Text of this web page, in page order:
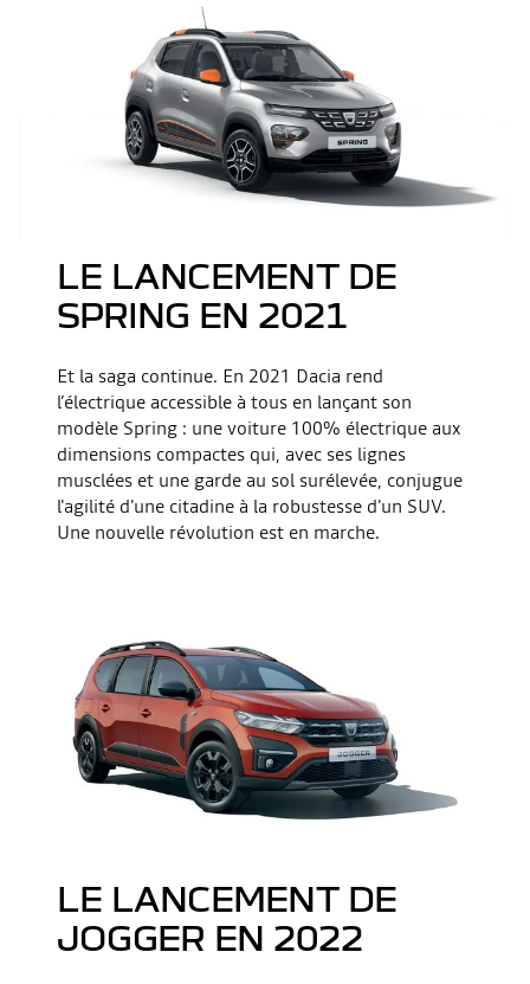
LE LANCEMENT DE
SPRING EN 2021
Et la saga continue. En 2021 Dacia rend
l’électrique accessible à tous en lançant son
modèle Spring : une voiture 100% électrique aux
dimensions compactes qui, avec ses lignes
musclées et une garde au sol surélevée, conjugue
l'agilité d'une citadine à la robustesse d'un SUV.
Une nouvelle révolution est en marche.
LE LANCEMENT DE
JOGGER EN 2022